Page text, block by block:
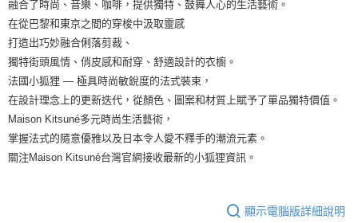
融合了時尚、音樂、咖啡，提供獨特、鼓舞人心的生活藝術。
在從巴黎和東京之間的穿梭中汲取靈感
打造出巧妙融合俐落剪裁、
獨特街頭風情、俏皮感和耐穿、舒適設計的衣櫥。
法國小狐狸 — 極具時尚敏銳度的法式裝束，
在設計理念上的更新迭代，從顏色、圖案和材質上賦予了單品獨特價值。
Maison Kitsuné多元時尚生活藝術，
掌握法式的隨意優雅以及日本令人愛不釋手的潮流元素。
關注Maison Kitsuné台灣官網接收最新的小狐狸資訊。
顯示電腦版詳細說明